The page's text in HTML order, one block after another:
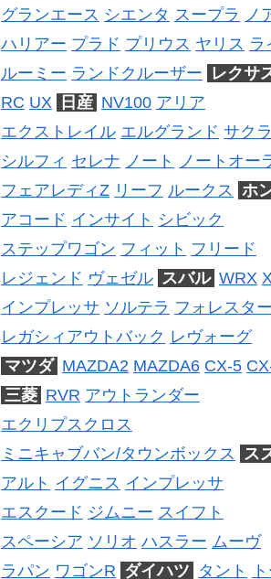
グランエース シエンタ スープラ
ノ
ハリアー プラド プリウス ヤリス ラ
ルーミー ランドクルーザー レクサ
RC UX 日産 NV100 アリア
エクストレイル エルグランド サクラ
シルフィ セレナ ノート
ノートオー
フェアレディZ リーフ ルークス ホ
アコード インサイト シビック
ステップワゴン フィット フリード
レジェンド ヴェゼル スバル WRX
インプレッサ ソルテラ フォレスター
レガシィアウトバック レヴォーグ
マツダ MAZDA2 MAZDA6 CX-5
三菱 RVR アウトランダー
エクリプスクロス
ミニキャブバン/タウンボックス
ス
アルト イグニス インプレッサ
エスクード ジムニー スイフト
スペーシア ソリオ ハスラー ムーヴ
ラパン ワゴンR ダイハツ タント